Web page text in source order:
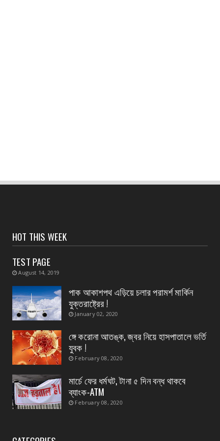
CONTACT
স্বাস্থ্য মন্ত্রীর নির্দেশে জেলার ২৮ টি ডায়াগনস্টিক
বাংলাদেশ থেকে ভারতে পাচার হওয়া ১০ নারী-শিশু উদ্ধার
August 04, 2026
প্রধান এর পদত্যাগের ২৪ ঘন্টা কাটতে না কাটতেই
কুকড়াহাটি গ্রা...
HOT THIS WEEK
TEST PAGE
August 14, 2019
পাক আকাশপথ এড়িয়ে চলার পরামর্শ মার্কিন
যুক্তরাষ্ট্রের !
January 02, 2020
ঙ্গে করোনা আতঙ্ক, জ্বর নিয়ে হাসপাতালে ভর্তি
যুবক !
February 08, 2020
মার্চে ফের ধর্মঘট, টানা ৫ দিন বন্ধ থাকবে
ব্যাংক-ATM
February 08, 2020